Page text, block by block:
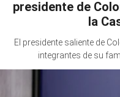
presidente de
la
El presidente saliente de
integrantes de su